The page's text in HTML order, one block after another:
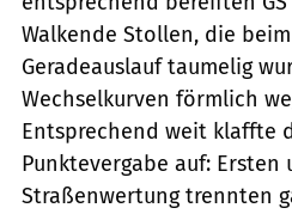
Walkende Stollen, die
Geradeauslauf taumelig
Wechselkurven förmlich
Entsprechend weit klaffte
Punktevergabe auf:
Straßenwertung trennten